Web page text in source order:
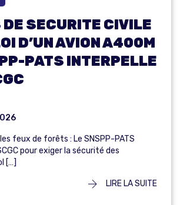
DE SECURITE CIVILE
D’UN AVION A400M
PATS INTERPELLE
feux de forêts : Le SNSPP-PATS
pour exiger la sécurité des
[…]
LIRE LA SUITE